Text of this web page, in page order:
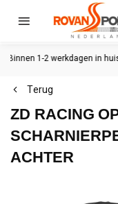
Binnen 1-2 werkdagen in
Terug
ZD RACING
ACHTER